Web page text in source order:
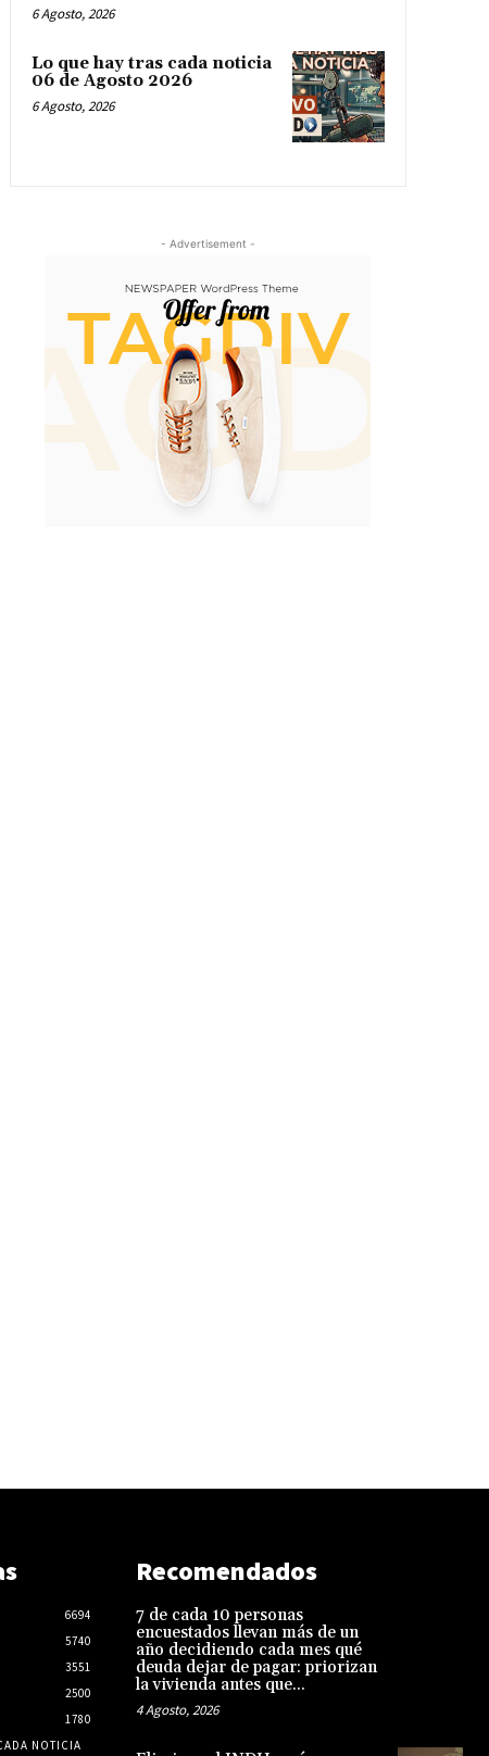
6 Agosto, 2026
Lo que hay tras cada noticia
06 de Agosto 2026
6 Agosto, 2026
- Advertisement -
6694
5740
3551
2500
1780
NOTICIA
Recomendados
7 de cada 10 personas
encuestados llevan más de un
año decidiendo cada mes qué
deuda dejar de pagar: priorizan
la vivienda antes que...
4 Agosto, 2026